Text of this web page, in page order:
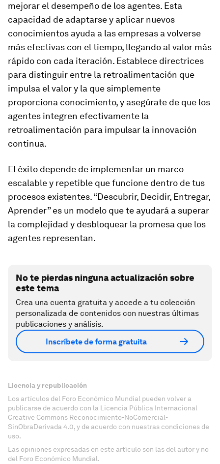
mejorar el desempeño de los agentes. Esta
capacidad de adaptarse y aplicar nuevos
conocimientos ayuda a las empresas a volverse
más efectivas con el tiempo, llegando al valor más
rápido con cada iteración. Establece directrices
para distinguir entre la retroalimentación que
impulsa el valor y la que simplemente
proporciona conocimiento, y asegúrate de que los
agentes integren efectivamente la
retroalimentación para impulsar la innovación
continua.
El éxito depende de implementar un marco
escalable y repetible que funcione dentro de tus
procesos existentes. “Descubrir, Decidir, Entregar,
Aprender” es un modelo que te ayudará a superar
la complejidad y desbloquear la promesa que los
agentes representan.
No te pierdas ninguna actualización sobre
este tema
Crea una cuenta gratuita y accede a tu colección
personalizada de contenidos con nuestras últimas
publicaciones y análisis.
Inscríbete de forma gratuita
Licencia y republicación
Los artículos del Foro Económico Mundial pueden volver a
publicarse de acuerdo con la Licencia Pública Internacional
Creative Commons Reconocimiento-NoComercial-
SinObraDerivada 4.0, y de acuerdo con nuestras condiciones de
uso.
Las opiniones expresadas en este artículo son las del autor y no
del Foro Económico Mundial.